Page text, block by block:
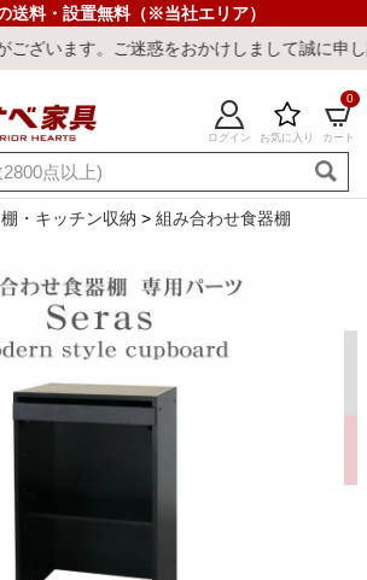
送料・設置無料（※当社エリア）
惑をおかけしまして誠に申し訳ございません
ログイン お気に入り カート
0
新規会員登録
閲覧履歴
で探す
・キッチン収納 組み合わせ食器棚